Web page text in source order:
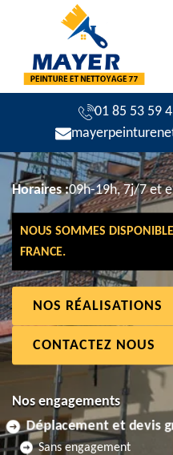
01 85 53 59
Horaires :09h-19h, 7j/7 et
NOUS SOMMES
FRANCE.
NOS RÉALISATIONS
CONTACTEZ NOUS
Nos engagements
Déplacement et devis
Sans engagement